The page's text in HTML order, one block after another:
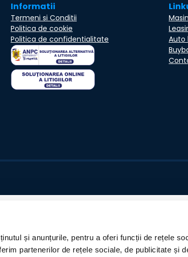
și anunțurile, pentru a oferi funcții de rețele
partenerilor de rețele sociale, de publicitate și
Informatii
Termeni si Conditii
Politica de cookie
Politica de confidentialitate
Auto